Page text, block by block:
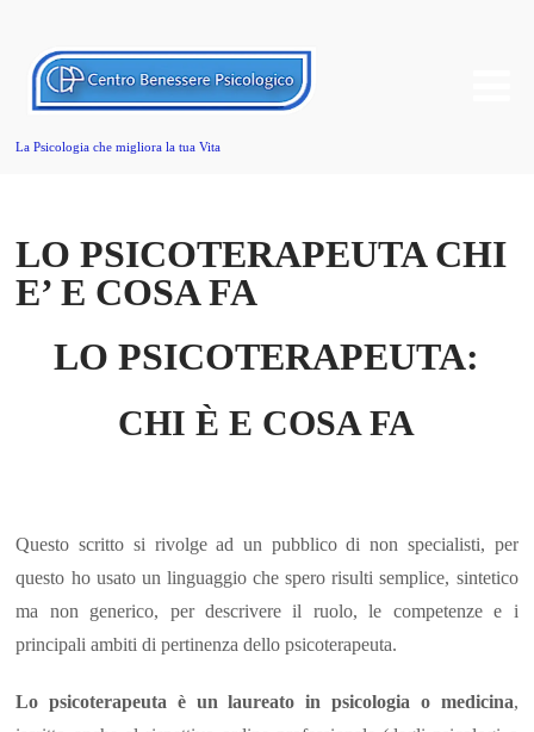
La Psicologia che migliora la tua Vita
LO PSICOTERAPEUTA CHI
E’ E COSA FA
LO PSICOTERAPEUTA:
CHI È E COSA FA
Questo scritto si rivolge ad un pubblico di non specialisti, per
questo ho usato un linguaggio che spero risulti semplice, sintetico
ma non generico, per descrivere il ruolo, le competenze e i
principali ambiti di pertinenza dello psicoterapeuta.
Lo psicoterapeuta è un laureato in psicologia o medicina,